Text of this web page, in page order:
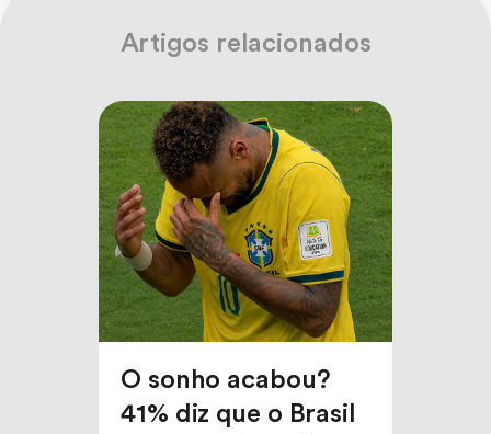
Artigos relacionados
O sonho acabou?
41% diz que o Brasil